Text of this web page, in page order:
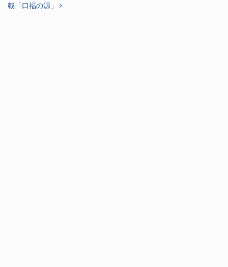
載「口福の源」